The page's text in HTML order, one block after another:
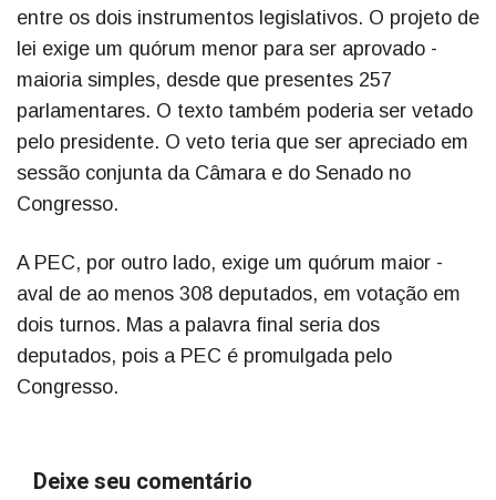
entre os dois instrumentos legislativos. O projeto de
lei exige um quórum menor para ser aprovado -
maioria simples, desde que presentes 257
parlamentares. O texto também poderia ser vetado
pelo presidente. O veto teria que ser apreciado em
sessão conjunta da Câmara e do Senado no
Congresso.
A PEC, por outro lado, exige um quórum maior -
aval de ao menos 308 deputados, em votação em
dois turnos. Mas a palavra final seria dos
deputados, pois a PEC é promulgada pelo
Congresso.
Deixe seu comentário